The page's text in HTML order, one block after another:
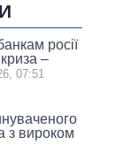
росії
–
07:51
з вироком